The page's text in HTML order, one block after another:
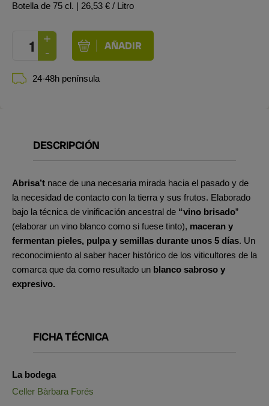
Botella de 75 cl. | 26,53 € / Litro
24-48h península
DESCRIPCIÓN
Abrisa’t nace de una necesaria mirada hacia el pasado y de
la necesidad de contacto con la tierra y sus frutos. Elaborado
bajo la técnica de vinificación ancestral de “vino brisado”
(elaborar un vino blanco como si fuese tinto), maceran y
fermentan pieles, pulpa y semillas durante unos 5 días. Un
reconocimiento al saber hacer histórico de los viticultores de la
comarca que da como resultado un blanco sabroso y
expresivo.
FICHA TÉCNICA
La bodega
Celler Bàrbara Forés